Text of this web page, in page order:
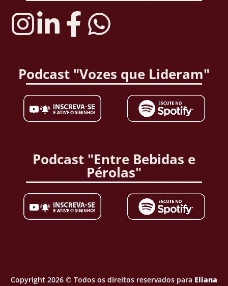
Podcast "Vozes que Lideram"
Podcast "Entre Bebidas e
Pérolas"
Copyright 2026 © Todos os direitos reservados para Eliana